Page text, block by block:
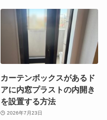
カーテンボックスがあるド
アに内窓プラストの内開き
を設置する方法
2026年7月23日